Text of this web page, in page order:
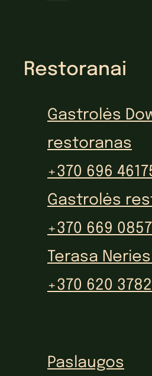
Restoranai
Gastrolės
restoranas
+370 696
Gastrolės
+370 669
Terasa
+370 620
Paslaugos